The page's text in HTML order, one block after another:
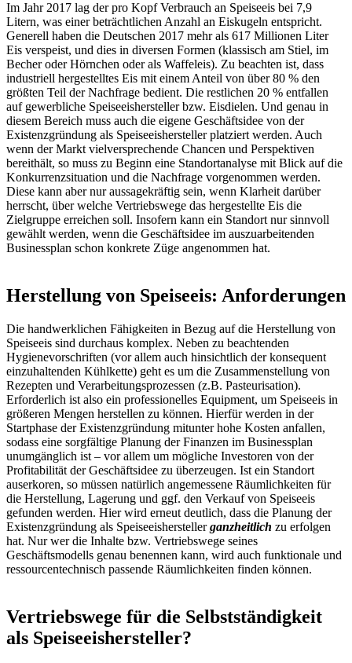
Im Jahr 2017 lag der pro Kopf Verbrauch an Speiseeis bei 7,9
Litern, was einer beträchtlichen Anzahl an Eiskugeln entspricht.
Generell haben die Deutschen 2017 mehr als 617 Millionen Liter
Eis verspeist, und dies in diversen Formen (klassisch am Stiel, im
Becher oder Hörnchen oder als Waffeleis). Zu beachten ist, dass
industriell hergestelltes Eis mit einem Anteil von über 80 % den
größten Teil der Nachfrage bedient. Die restlichen 20 % entfallen
auf gewerbliche Speiseeishersteller bzw. Eisdielen. Und genau in
diesem Bereich muss auch die eigene Geschäftsidee von der
Existenzgründung als Speiseeishersteller platziert werden. Auch
wenn der Markt vielversprechende Chancen und Perspektiven
bereithält, so muss zu Beginn eine Standortanalyse mit Blick auf die
Konkurrenzsituation und die Nachfrage vorgenommen werden.
Diese kann aber nur aussagekräftig sein, wenn Klarheit darüber
herrscht, über welche Vertriebswege das hergestellte Eis die
Zielgruppe erreichen soll. Insofern kann ein Standort nur sinnvoll
gewählt werden, wenn die Geschäftsidee im auszuarbeitenden
Businessplan schon konkrete Züge angenommen hat.
Herstellung von Speiseeis: Anforderungen
Die handwerklichen Fähigkeiten in Bezug auf die Herstellung von
Speiseeis sind durchaus komplex. Neben zu beachtenden
Hygienevorschriften (vor allem auch hinsichtlich der konsequent
einzuhaltenden Kühlkette) geht es um die Zusammenstellung von
Rezepten und Verarbeitungsprozessen (z.B. Pasteurisation).
Erforderlich ist also ein professionelles Equipment, um Speiseeis in
größeren Mengen herstellen zu können. Hierfür werden in der
Startphase der Existenzgründung mitunter hohe Kosten anfallen,
sodass eine sorgfältige Planung der Finanzen im Businessplan
unumgänglich ist – vor allem um mögliche Investoren von der
Profitabilität der Geschäftsidee zu überzeugen. Ist ein Standort
auserkoren, so müssen natürlich angemessene Räumlichkeiten für
die Herstellung, Lagerung und ggf. den Verkauf von Speiseeis
gefunden werden. Hier wird erneut deutlich, dass die Planung der
Existenzgründung als Speiseeisherstellerganzheitlich zu erfolgen
hat. Nur wer die Inhalte bzw. Vertriebswege seines
Geschäftsmodells genau benennen kann, wird auch funktionale und
ressourcentechnisch passende Räumlichkeiten finden können.
Vertriebswege für die Selbstständigkeit
als Speiseeishersteller?